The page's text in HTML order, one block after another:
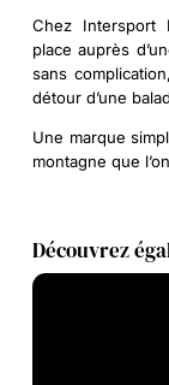
Chez Intersport
place auprès
sans
détour d’une
Une marque
montagne que
Découvrez